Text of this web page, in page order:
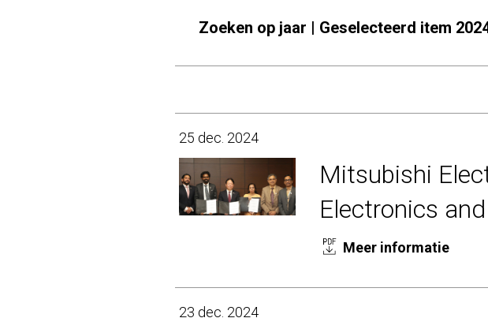
Zoeken op jaar | Geselecteerd item
25 dec. 2024
Mitsubishi
Electronics
Meer informatie
23 dec. 2024